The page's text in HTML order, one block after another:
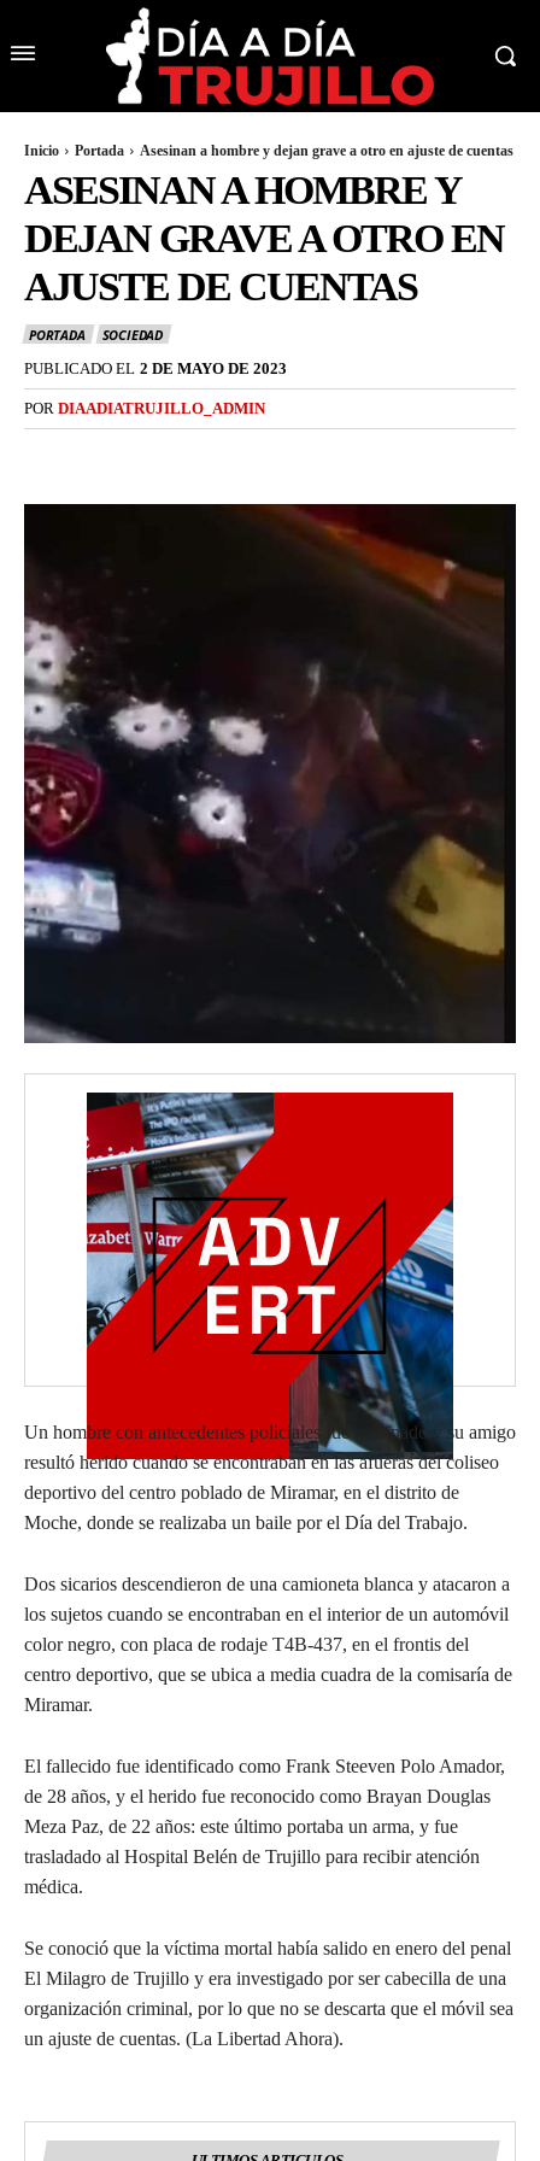
Inicio Portada Asesinan a hombre y dejan grave a otro en ajuste de cuentas
ASESINAN A HOMBRE Y
DEJAN GRAVE A OTRO EN
AJUSTE DE CUENTAS
PORTADA
SOCIEDAD
PUBLICADO EL 2 DE MAYO DE 2023
POR DIAADIATRUJILLO_ADMIN
Un hombre con antecedentes policiales fue asesinado y su amigo
resultó herido cuando se encontraban en las afueras del coliseo
deportivo del centro poblado de Miramar, en el distrito de
Moche, donde se realizaba un baile por el Día del Trabajo.
Dos sicarios descendieron de una camioneta blanca y atacaron a
los sujetos cuando se encontraban en el interior de un automóvil
color negro, con placa de rodaje T4B-437, en el frontis del
centro deportivo, que se ubica a media cuadra de la comisaría de
Miramar.
El fallecido fue identificado como Frank Steeven Polo Amador,
de 28 años, y el herido fue reconocido como Brayan Douglas
Meza Paz, de 22 años: este último portaba un arma, y fue
trasladado al Hospital Belén de Trujillo para recibir atención
médica.
Se conoció que la víctima mortal había salido en enero del penal
El Milagro de Trujillo y era investigado por ser cabecilla de una
organización criminal, por lo que no se descarta que el móvil sea
un ajuste de cuentas. (La Libertad Ahora).